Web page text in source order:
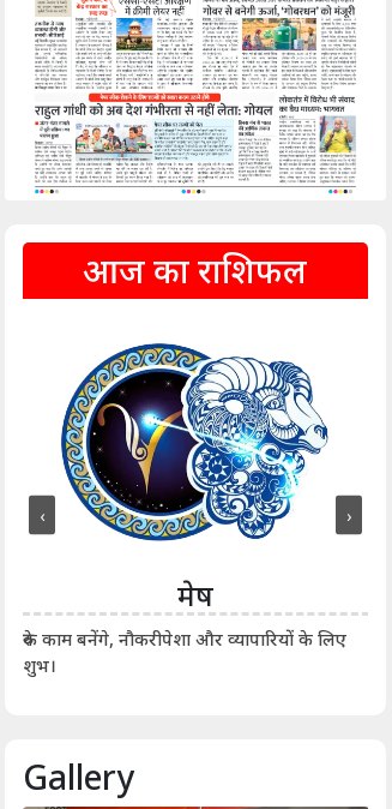
आज का राशिफल
मेष
रुके काम बनेंगे, नौकरीपेशा और व्यापारियों के लिए
शुभ।
‹ ›
Gallery